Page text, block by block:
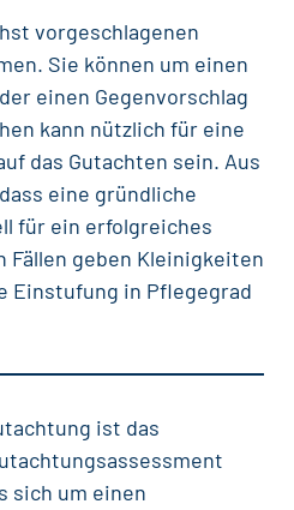
vorgeschlagenen
Sie können um einen
einen Gegenvorschlag
kann nützlich für eine
das Gutachten sein. Aus
eine gründliche
für ein erfolgreiches
Fällen geben Kleinigkeiten
Einstufung in Pflegegrad
ist das
sich um einen